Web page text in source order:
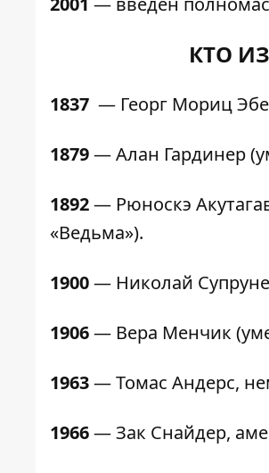
КТО
1837 — Георг Мориц
1879— Алан Гардинер
1892— Рюноскэ
«Ведьма»).
1900— Николай
1906— Вера Менчик
1963— Томас Андерс,
1966— Зак Снайдер,